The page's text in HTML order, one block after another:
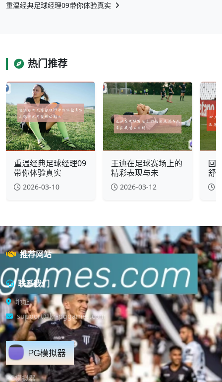
重温经典足球经理09带你体验真实
热门推荐
重温经典足球经理09
带你体验真实
2026-03-10
王迪在足球赛场上的
精彩表现与未
2026-03-12
回
舒
推荐网站
联系我们
地址
support@kr-pggames.com
PG模拟器